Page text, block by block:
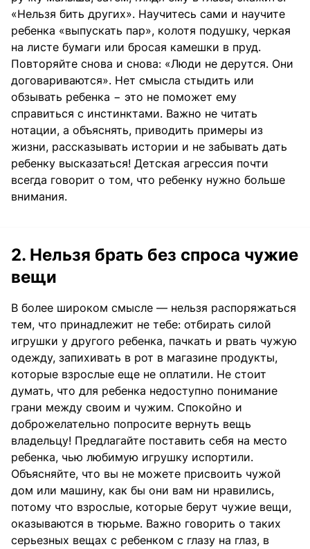
«Нельзя бить других». Научитесь сами и научите
ребенка «выпускать пар», колотя подушку, черкая
на листе бумаги или бросая камешки в пруд.
Повторяйте снова и снова: «Люди не дерутся. Они
договариваются». Нет смысла стыдить или
обзывать ребенка − это не поможет ему
справиться с инстинктами. Важно не читать
нотации, а объяснять, приводить примеры из
жизни, рассказывать истории и не забывать дать
ребенку высказаться! Детская агрессия почти
всегда говорит о том, что ребенку нужно больше
внимания.
2. Нельзя брать без спроса чужие
вещи
В более широком смысле — нельзя распоряжаться
тем, что принадлежит не тебе: отбирать силой
игрушки у другого ребенка, пачкать и рвать чужую
одежду, запихивать в рот в магазине продукты,
которые взрослые еще не оплатили. Не стоит
думать, что для ребенка недоступно понимание
грани между своим и чужим. Спокойно и
доброжелательно попросите вернуть вещь
владельцу! Предлагайте поставить себя на место
ребенка, чью любимую игрушку испортили.
Объясняйте, что вы не можете присвоить чужой
дом или машину, как бы они вам ни нравились,
потому что взрослые, которые берут чужие вещи,
оказываются в тюрьме. Важно говорить о таких
серьезных вещах с ребенком с глазу на глаз, в